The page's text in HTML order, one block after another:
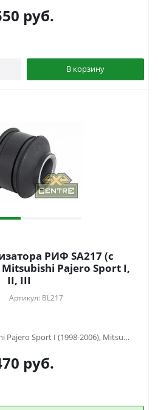
руб.
В корзину
РИФ SA217 (с
Pajero Sport I,
II, III
Артикул: BL217
Mitsubishi Pajero Sport I (1998-2006), Mitsubishi Pajero Sport II (2009-2015), Mitsubishi Pajero Sport III (2015-...)
руб.